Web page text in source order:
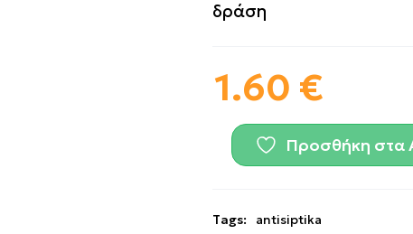
δράση
1.60 €
Προσθήκη στα
Tags:
antisiptika